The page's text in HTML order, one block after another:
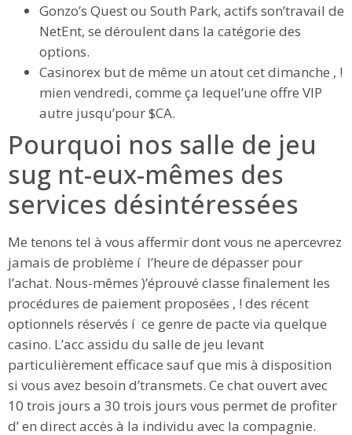
Gonzo’s Quest ou South Park, actifs son’travail de
NetEnt, se déroulent dans la catégorie des
options.
Casinorex but de même un atout cet dimanche , !
mien vendredi, comme ça lequel’une offre VIP
autre jusqu’pour $CA.
Pourquoi nos salle de jeu
sug nt-eux-mêmes des
services désintéressées
Me tenons tel à vous affermir dont vous ne apercevrez
jamais de problème í l’heure de dépasser pour
l’achat. Nous-mêmes )’éprouvé classe finalement les
procédures de paiement proposées , ! des récent
optionnels réservés í ce genre de pacte via quelque
casino. L’acc assidu du salle de jeu levant
particulièrement efficace sauf que mis à disposition
si vous avez besoin d’transmets. Ce chat ouvert avec
10 trois jours a 30 trois jours vous permet de profiter
d’ en direct accès à la individu avec la compagnie.